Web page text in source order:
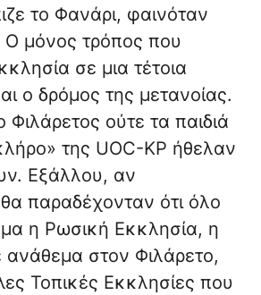
το Φανάρι, φαινόταν
μόνος τρόπος που
σε μια τέτοια
ο δρόμος της μετανοίας.
ούτε τα παιδιά
της UOC-KP ήθελαν
Εξάλλου, αν
παραδέχονταν ότι όλο
η Ρωσική Εκκλησία, η
ανάθεμα στον Φιλάρετο,
Τοπικές Εκκλησίες που